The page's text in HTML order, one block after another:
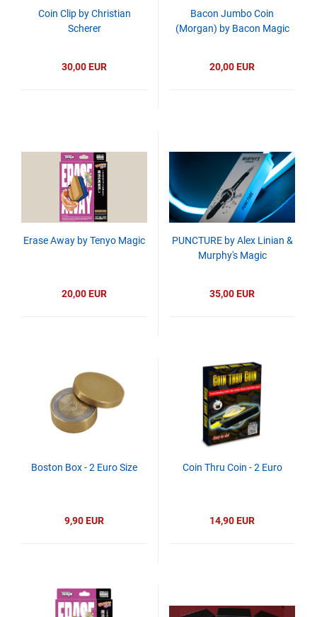
Coin Clip by Christian
Scherer
30,00 EUR
Bacon Jumbo Coin
(Morgan) by Bacon Magic
20,00 EUR
Erase Away by Tenyo Magic
20,00 EUR
PUNCTURE by Alex Linian &
Murphy's Magic
35,00 EUR
Boston Box - 2 Euro Size
9,90 EUR
Coin Thru Coin - 2 Euro
14,90 EUR